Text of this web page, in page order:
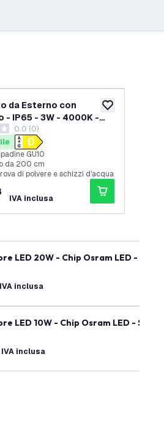
aggiungi alla
da Esterno con
- IP65 - 3W - 4000K -
Spina 2 Metri - Antracite
0.0 (0)
GU10
da 200 cm
di polvere e schizzi d'acqua
IVA inclusa
LED 20W - Chip Osram LED -
IVA inclusa
LED 10W - Chip Osram LED -
IVA inclusa